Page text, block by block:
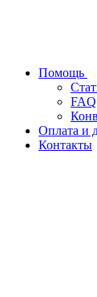
Помощь
Оплата и
Контакты